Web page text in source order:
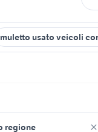
muletto usato veicoli